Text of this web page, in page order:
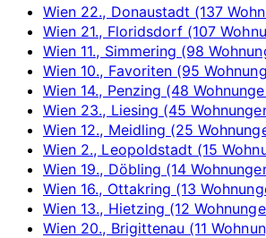
Wien 22., Donaustadt (137
Wien 21., Floridsdorf (107
Wien 11., Simmering (98
Wien 10., Favoriten (95
Wien 14., Penzing (48
Wien 23., Liesing (45
Wien 12., Meidling (25
Wien 2., Leopoldstadt (15
Wien 19., Döbling (14
Wien 16., Ottakring (13
Wien 13., Hietzing (12
Wien 20., Brigittenau (11